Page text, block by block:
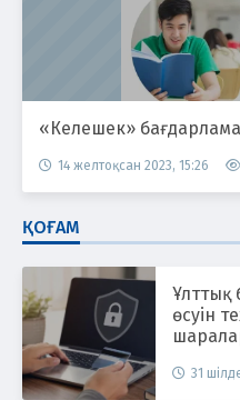
«Келешек»
14 желтоқсан 2023, 15:26
ҚОҒАМ
Ұлттық
өсуін
31